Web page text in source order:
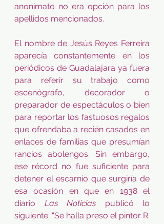
anonimato no era opción para los
apellidos mencionados.
El nombre de Jesús Reyes Ferreira
aparecía constantemente en los
periódicos de Guadalajara ya fuera
para referir su trabajo como
escenógrafo, decorador o
preparador de espectáculos o bien
para reportar los fastuosos regalos
que ofrendaba a recién casados en
enlaces de familias que presumían
rancios abolengos. Sin embargo,
ese récord no fue suficiente para
detener el escarnio que surgiría de
esa ocasión en que en 1938 el
diario Las Noticias publicó lo
siguiente: “Se halla preso el pintor R.